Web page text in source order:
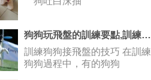
狗狗玩飛盤的訓練要點,訓練狗狗接飛盤的技巧
訓練狗狗接飛盤的技巧 在訓練
狗狗過程中，有的狗狗